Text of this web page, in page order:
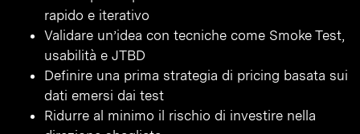
rapido e iterativo
Validare un’idea con tecniche come Smoke Test,
usabilità e JTBD
Definire una prima strategia di pricing basata sui
dati emersi dai test
Ridurre al minimo il rischio di investire nella